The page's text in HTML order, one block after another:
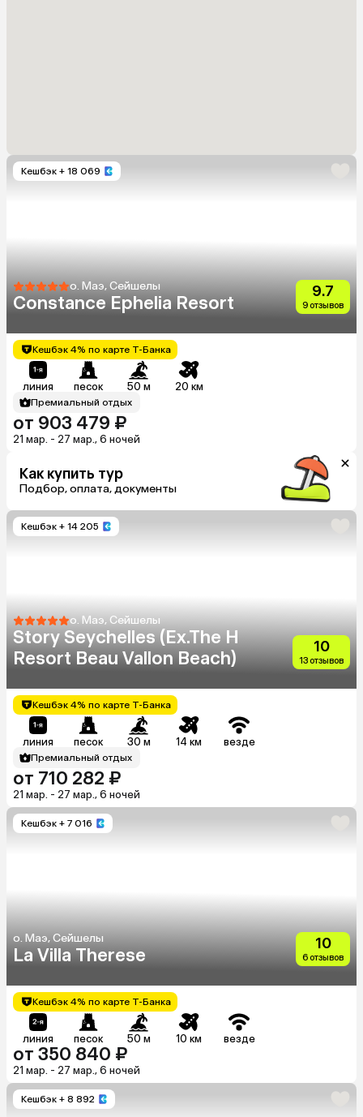
Кешбэк + 18 069
о. Маэ, Сейшелы
Constance Ephelia Resort
9.7
9 отзывов
Кешбэк 4% по карте Т-Банка
линия песок 50 м 20 км
Премиальный отдых
от 903 479 ₽
21 мар. - 27 мар., 6 ночей
Как купить тур
Подбор, оплата, документы
Кешбэк + 14 205
о. Маэ, Сейшелы
Story Seychelles (Ex.The H
Resort Beau Vallon Beach)
10
13 отзывов
Кешбэк 4% по карте Т-Банка
линия песок 30 м 14 км везде
Премиальный отдых
от 710 282 ₽
21 мар. - 27 мар., 6 ночей
Кешбэк + 7 016
о. Маэ, Сейшелы
La Villa Therese
10
6 отзывов
Кешбэк 4% по карте Т-Банка
линия песок 50 м 10 км везде
от 350 840 ₽
21 мар. - 27 мар., 6 ночей
Кешбэк + 8 892